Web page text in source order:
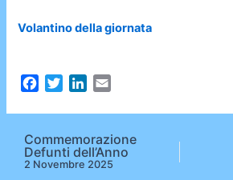
Volantino della giornata
c
e
b
o
i
t
t
e
n
k
e
d
a
i
l
Commemorazione
Defunti dell’Anno
2 Novembre 2025